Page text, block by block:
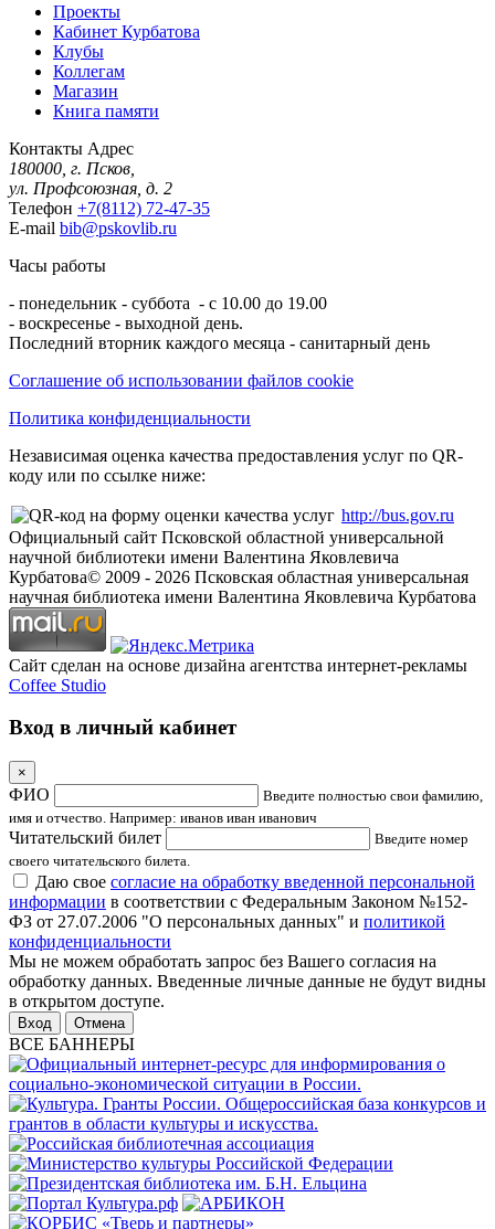
Проекты
Кабинет Курбатова
Клубы
Коллегам
Магазин
Книга памяти
Контакты Адрес
180000, г. Псков,
ул. Профсоюзная, д. 2
Телефон +7(8112) 72-47-35
E-mail bib@pskovlib.ru
Часы работы
- понедельник - суббота - с 10.00 до 19.00
- воскресенье - выходной день.
Последний вторник каждого месяца - санитарный день
Соглашение об использовании файлов cookie
Политика конфиденциальности
Независимая оценка качества предоставления услуг по QR-
коду или по ссылке ниже:
http://bus.gov.ru
Официальный сайт Псковской областной универсальной
научной библиотеки имени Валентина Яковлевича
Курбатова© 2009 - 2026 Псковская областная универсальная
научная библиотека имени Валентина Яковлевича Курбатова
Сайт сделан на основе дизайна агентства интернет-рекламы
Coffee Studio
Вход в личный кабинет
×
ФИО
Введите полностью свои фамилию,
имя и отчество. Например: иванов иван иванович
Читательский билет
Введите номер
своего читательского билета.
Даю свое согласие на обработку введенной персональной
информации в соответствии с Федеральным Законом №152-
ФЗ от 27.07.2006 "О персональных данных" и политикой
конфиденциальности
Мы не можем обработать запрос без Вашего согласия на
обработку данных. Введенные личные данные не будут видны
в открытом доступе.
Отмена
ВСЕ БАННЕРЫ